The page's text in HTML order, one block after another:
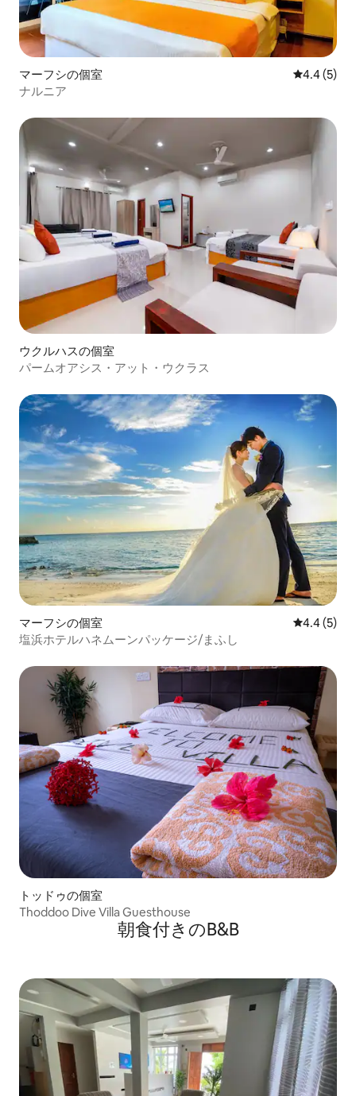
マーフシの個室 レビュー5
4.4 (5)
ナルニア
ウクルハスの個室
パームオアシス・アット・ウクラス
マーフシの個室 レビュー5
4.4 (5)
塩浜ホテルハネムーンパッケージ/まふし
トッドゥの個室
Thoddoo Dive Villa Guesthouse
朝食付きのB&B